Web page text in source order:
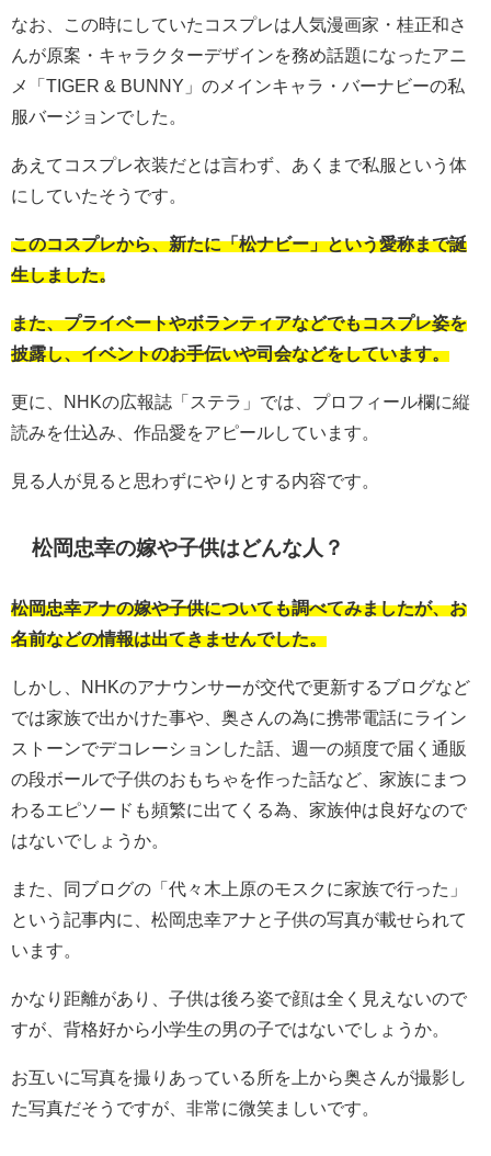
なお、この時にしていたコスプレは人気漫画家・桂正和さ
んが原案・キャラクターデザインを務め話題になったアニ
メ「TIGER & BUNNY」のメインキャラ・バーナビーの私
服バージョンでした。
あえてコスプレ衣装だとは言わず、あくまで私服という体
にしていたそうです。
このコスプレから、新たに「松ナビー」という愛称まで誕
生しました。
また、プライベートやボランティアなどでもコスプレ姿を
披露し、イベントのお手伝いや司会などをしています。
更に、NHKの広報誌「ステラ」では、プロフィール欄に縦
読みを仕込み、作品愛をアピールしています。
見る人が見ると思わずにやりとする内容です。
松岡忠幸の嫁や子供はどんな人？
松岡忠幸アナの嫁や子供についても調べてみましたが、お
名前などの情報は出てきませんでした。
しかし、NHKのアナウンサーが交代で更新するブログなど
では家族で出かけた事や、奥さんの為に携帯電話にライン
ストーンでデコレーションした話、週一の頻度で届く通販
の段ボールで子供のおもちゃを作った話など、家族にまつ
わるエピソードも頻繁に出てくる為、家族仲は良好なので
はないでしょうか。
また、同ブログの「代々木上原のモスクに家族で行った」
という記事内に、松岡忠幸アナと子供の写真が載せられて
います。
かなり距離があり、子供は後ろ姿で顔は全く見えないので
すが、背格好から小学生の男の子ではないでしょうか。
お互いに写真を撮りあっている所を上から奥さんが撮影し
た写真だそうですが、非常に微笑ましいです。